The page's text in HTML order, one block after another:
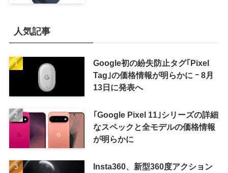
人気記事
Google初の紛失防止タグ｢Pixel
Tag｣の価格情報が明らかに ｰ 8月
13日に発表へ
｢Google Pixel 11｣シリーズの詳細
なスペックと全モデルの価格情報
が明らかに
Insta360、新型360度アクション